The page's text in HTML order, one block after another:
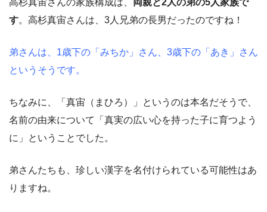
す。高杉真宙さんは、3人兄弟の長男だったのですね！
弟さんは、1歳下の「みちか」さん、3歳下の「あき」さん
というそうです。
ちなみに、「真宙（まひろ）」というのは本名だそうで、
名前の由来について「真実の広い心を持った子に育つよう
に」ということでした。
弟さんたちも、珍しい漢字を名付けられている可能性はあ
りますね。